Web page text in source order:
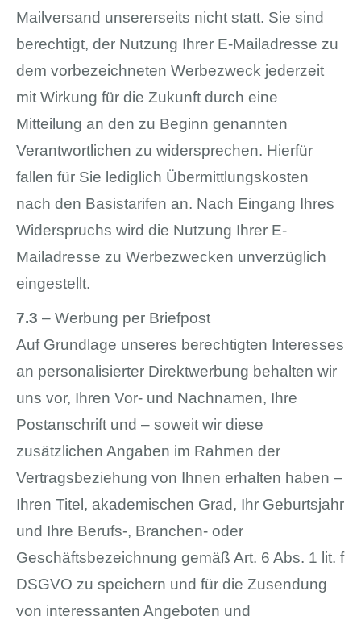
Mailversand unsererseits nicht statt. Sie sind
berechtigt, der Nutzung Ihrer E-Mailadresse zu
dem vorbezeichneten Werbezweck jederzeit
mit Wirkung für die Zukunft durch eine
Mitteilung an den zu Beginn genannten
Verantwortlichen zu widersprechen. Hierfür
fallen für Sie lediglich Übermittlungskosten
nach den Basistarifen an. Nach Eingang Ihres
Widerspruchs wird die Nutzung Ihrer E-
Mailadresse zu Werbezwecken unverzüglich
eingestellt.
7.3 – Werbung per Briefpost
Auf Grundlage unseres berechtigten Interesses
an personalisierter Direktwerbung behalten wir
uns vor, Ihren Vor- und Nachnamen, Ihre
Postanschrift und – soweit wir diese
zusätzlichen Angaben im Rahmen der
Vertragsbeziehung von Ihnen erhalten haben –
Ihren Titel, akademischen Grad, Ihr Geburtsjahr
und Ihre Berufs-, Branchen- oder
Geschäftsbezeichnung gemäß Art. 6 Abs. 1 lit. f
DSGVO zu speichern und für die Zusendung
von interessanten Angeboten und